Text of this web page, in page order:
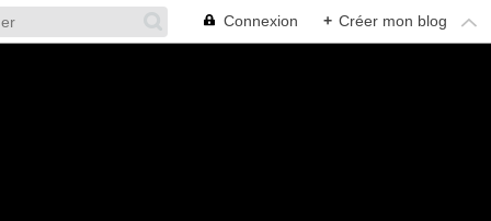
Connexion + Créer mon blog